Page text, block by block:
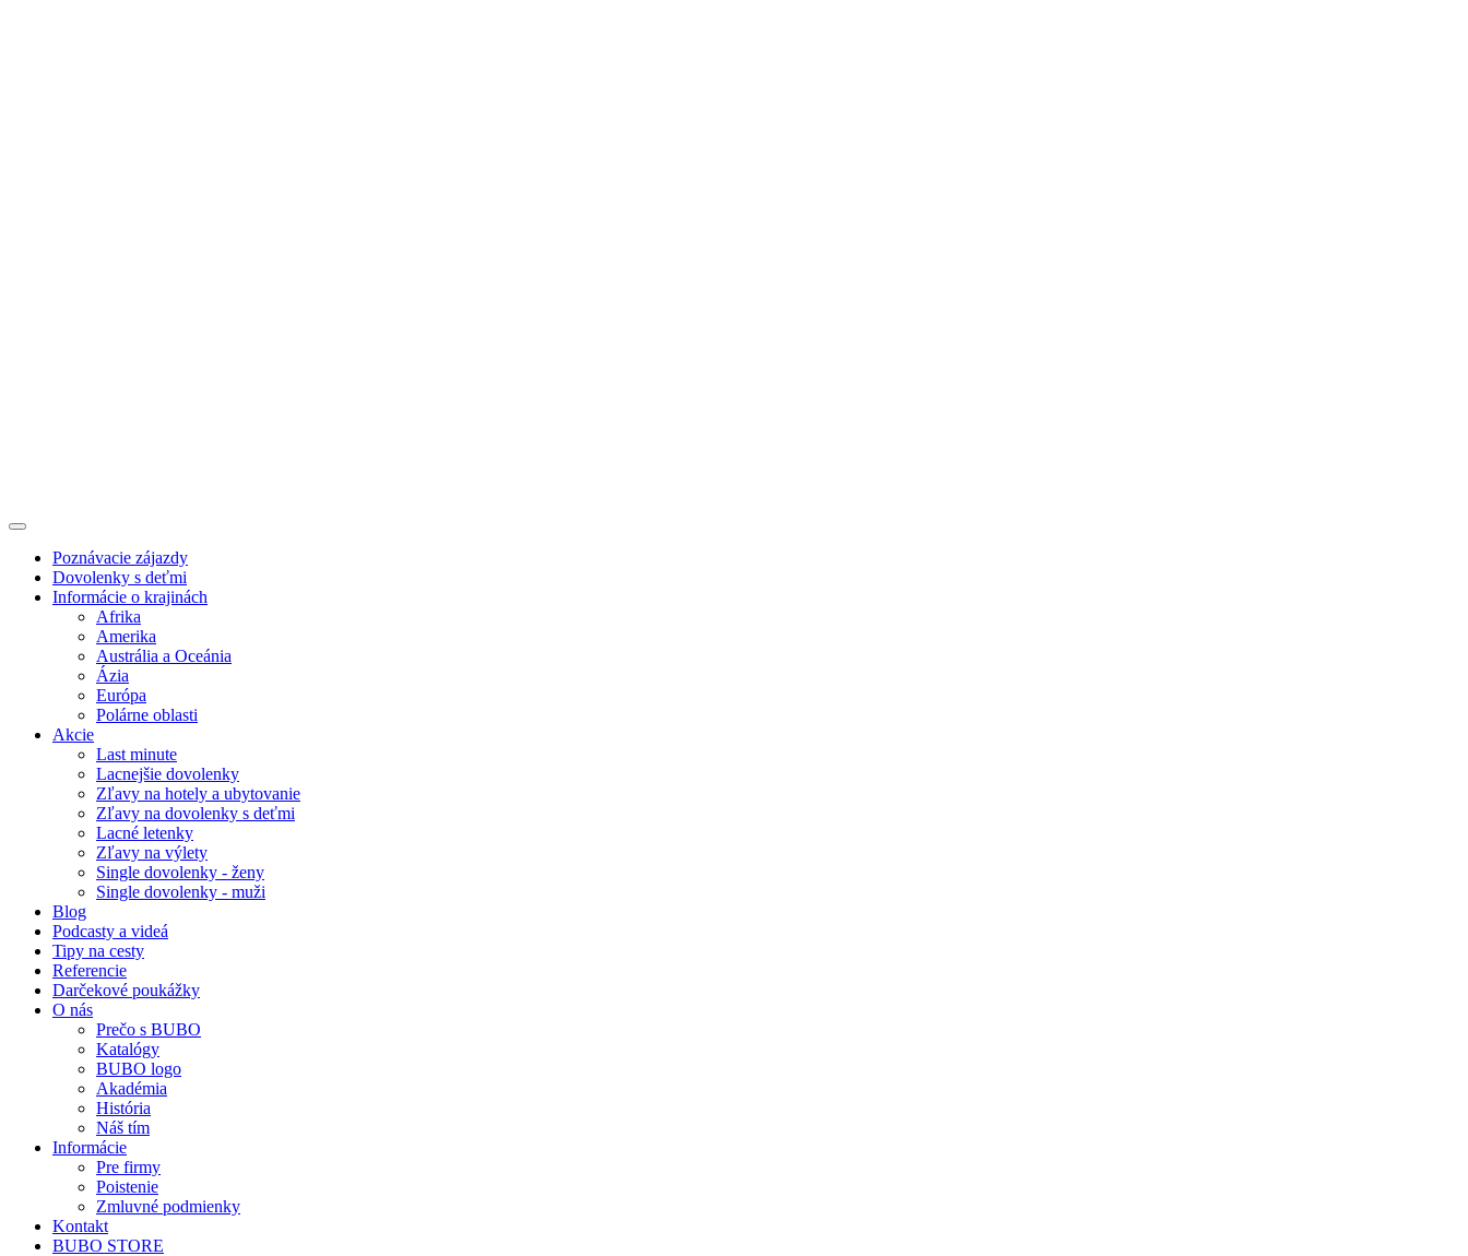
Poznávacie zájazdy
Dovolenky s deťmi
Informácie o krajinách
Afrika
Amerika
Austrália a Oceánia
Ázia
Európa
Polárne oblasti
Akcie
Last minute
Lacnejšie dovolenky
Zľavy na hotely a ubytovanie
Zľavy na dovolenky s deťmi
Lacné letenky
Zľavy na výlety
Single dovolenky - ženy
Single dovolenky - muži
Blog
Podcasty a videá
Tipy na cesty
Referencie
Darčekové poukážky
O nás
Prečo s BUBO
Katalógy
BUBO logo
Akadémia
História
Náš tím
Informácie
Pre firmy
Poistenie
Zmluvné podmienky
Kontakt
BUBO STORE